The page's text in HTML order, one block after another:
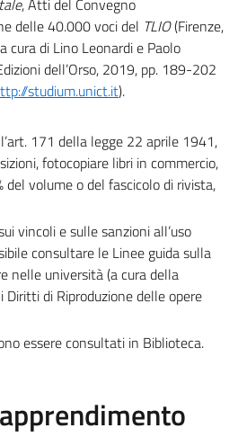
, Atti del Convegno
delle 40.000 voci del TLIO(Firenze,
di Lino Leonardi e Paolo
dell’Orso, 2019, pp. 189-202
studium.unict.it).
171 della legge 22 aprile 1941,
fotocopiare libri in commercio,
del volume o del fascicolo di rivista,
vincoli e sulle sanzioni all’uso
consultare le Linee guida sulla
nelle università (a cura della
di Riproduzione delle opere
essere consultati in Biblioteca.